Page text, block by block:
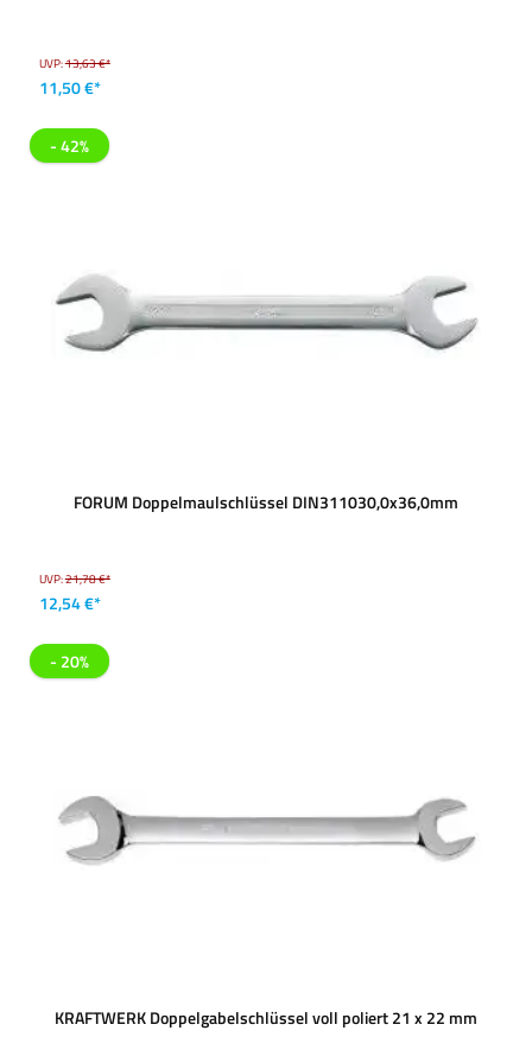
UVP:13,63 €*
11,50 €*
- 42%
FORUM Doppelmaulschlüssel DIN311030,0x36,0mm
UVP:21,78 €*
12,54 €*
- 20%
KRAFTWERK Doppelgabelschlüssel voll poliert 21 x 22 mm